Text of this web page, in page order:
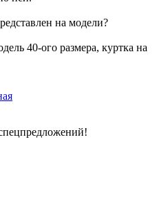
на модели?
40-ого размера, куртка на